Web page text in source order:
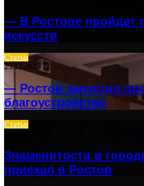
— В Ростове пройдет
искусств
Статьи
25.12.2025
— Ростов запустил
благоустройству
Статьи
Знаменитости в
приехал в Ростов